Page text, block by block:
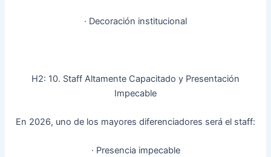
· Decoración institucional
H2: 10. Staff Altamente Capacitado y Presentación
Impecable
En 2026, uno de los mayores diferenciadores será el staff:
· Presencia impecable